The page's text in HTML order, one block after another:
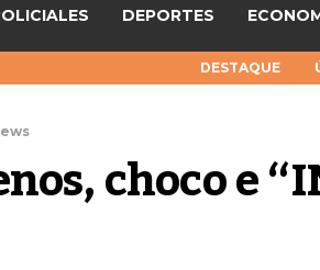
DEPORTES
DESTAQUE
choco e